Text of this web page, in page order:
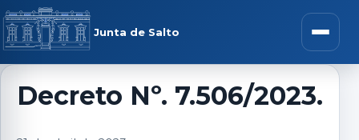
Saltar al contenido
Junta de Salto Abrir
menú
Decreto Nº. 7.506/2023.